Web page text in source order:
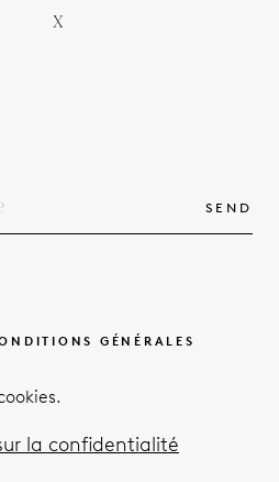
X
SEND
GÉNÉRALES
la confidentialité